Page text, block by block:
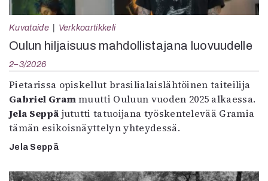
Kuvataide Verkkoartikkeli
Oulun hiljaisuus mahdollistajana luovuudelle
2–3/2026
Pietarissa opiskellut brasilialaislähtöinen taiteilija
Gabriel Grammuutti Ouluun vuoden 2025 alkaessa.
Jela Seppä jututti tatuoijana työskentelevää Gramia
tämän esikoisnäyttelyn yhteydessä.
Jela Seppä